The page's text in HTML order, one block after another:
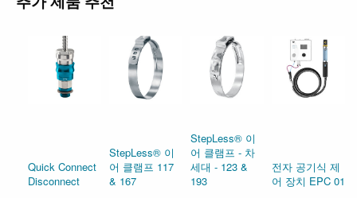
Quick Connect
Disconnect
StepLess® 이
어 클램프 117
& 167
StepLess® 이
어 클램프 - 차
세대 - 123 &
193
전자 공기식 제
어 장치 EPC 01